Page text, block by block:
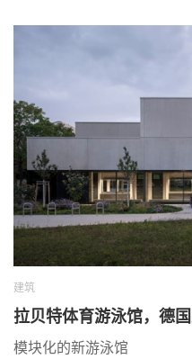
建筑
拉贝特体育游泳馆，德
模块化的新游泳馆